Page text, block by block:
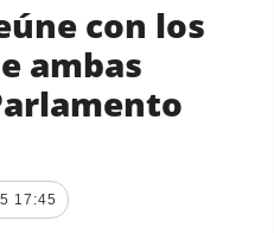
con los
ambas
17:45